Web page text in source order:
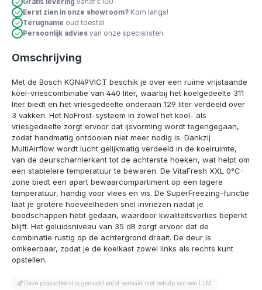
Gratis levering vanaf €100
Eerst zien in onze showroom? Kom langs!
Terugname oud toestel
Persoonlijk advies van onze specialisten
Omschrijving
Met de Bosch KGN49VICT beschik je over een ruime vrijstaande
koel-vriescombinatie van 440 liter, waarbij het koelgedeelte 311
liter biedt en het vriesgedeelte onderaan 129 liter verdeeld over
3 vakken. Het NoFrost-systeem in zowel het koel- als
vriesgedeelte zorgt ervoor dat ijsvorming wordt tegengegaan,
zodat handmatig ontdooien niet meer nodig is. Dankzij
MultiAirflow wordt lucht gelijkmatig verdeeld in de koelruimte,
van de deurscharnierkant tot de achterste hoeken, wat helpt om
een stabielere temperatuur te bewaren. De VitaFresh XXL 0°C-
zone biedt een apart bewaarcompartiment op een lagere
temperatuur, handig voor vlees en vis. De SuperFreezing-functie
laat je grotere hoeveelheden snel invriezen nadat je
boodschappen hebt gedaan, waardoor kwaliteitsverlies beperkt
blijft. Het geluidsniveau van 35 dB zorgt ervoor dat de
combinatie rustig op de achtergrond draait. De deur is
omkeerbaar, zodat je de koelkast zowel links als rechts kunt
opstellen.
Deze producttekst is gemaakt en/of vertaald met behulp van een LLM.